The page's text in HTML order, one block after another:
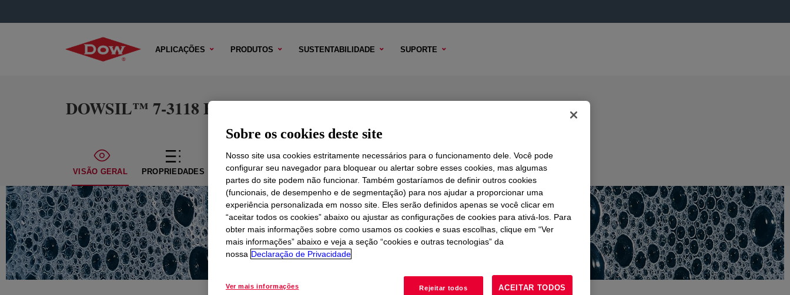
APLICAÇÕES PRODUTOS SUSTENTABILIDADE SUPORTE
DOWSIL™ 7-3118 EBAP HIP Emulsion
VISÃO GERAL PROPRIEDADES CONTEÚDO TÉCNICO OPÇÕES DE AMOSTRA OPÇÕES DE COMPRA
Sobre os cookies deste site
Nosso site usa cookies estritamente necessários para o funcionamento dele. Você pode
configurar seu navegador para bloquear ou alertar sobre esses cookies, mas algumas
partes do site podem não funcionar. Também gostaríamos de definir outros cookies
(funcionais, de desempenho e de segmentação) para nos ajudar a proporcionar uma
experiência personalizada em nosso site. Eles serão definidos apenas se você clicar em
“aceitar todos os cookies” abaixo ou ajustar as configurações de cookies para ativá-los. Para
obter mais informações sobre como usamos os cookies e suas escolhas, clique em “Ver
mais informações” abaixo e veja a seção “cookies e outras tecnologias” da
nossa Declaração de Privacidade
Ver mais informações Rejeitar todos ACEITAR TODOS